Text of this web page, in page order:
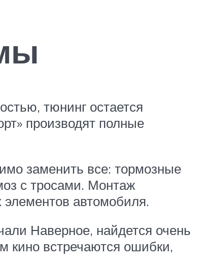
тюнинг остается
производят полные
заменить все: тормозные
с тросами. Монтаж
элементов автомобиля.
Наверное, найдется очень
встречаются ошибки,